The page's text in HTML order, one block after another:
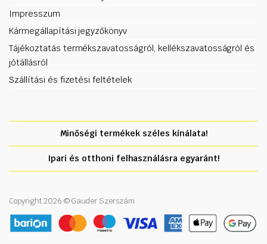
Impresszum
Kármegállapítási jegyzőkönyv
Tájékoztatás termékszavatosságról, kellékszavatosságról és
jótállásról
Szállítási és fizetési feltételek
Minőségi termékek széles kínálata!
Ipari és otthoni felhasználásra egyaránt!
Copyright 2026 © Gauder Szerszám